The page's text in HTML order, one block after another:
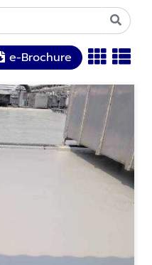
e-Brochure